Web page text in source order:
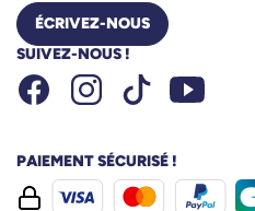
ÉCRIVEZ-NOUS
SUIVEZ-NOUS !
FacebookInstagramTiktok Youtube
PAIEMENT SÉCURISÉ !